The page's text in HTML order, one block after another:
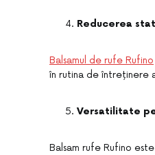
Reducerea
Balsamul de rufe Rufino
în rutina de întreținere
Versatilitate
Balsam rufe Rufino